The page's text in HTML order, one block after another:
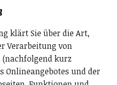
klärt Sie über die Art,
Verarbeitung von
(nachfolgend kurz
Onlineangebotes und der